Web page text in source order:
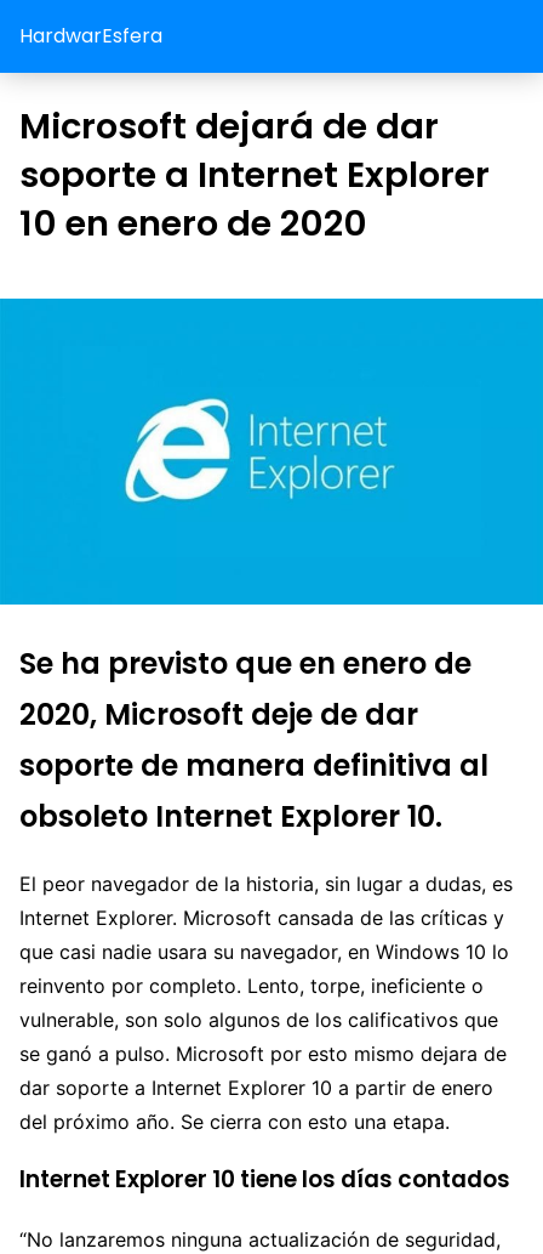
HardwarEsfera
Microsoft dejará de dar
soporte a Internet Explorer
10 en enero de 2020
Se ha previsto que en enero de
2020, Microsoft deje de dar
soporte de manera definitiva al
obsoleto Internet Explorer 10.
El peor navegador de la historia, sin lugar a dudas, es
Internet Explorer. Microsoft cansada de las críticas y
que casi nadie usara su navegador, en Windows 10 lo
reinvento por completo. Lento, torpe, ineficiente o
vulnerable, son solo algunos de los calificativos que
se ganó a pulso. Microsoft por esto mismo dejara de
dar soporte a Internet Explorer 10 a partir de enero
del próximo año. Se cierra con esto una etapa.
Internet Explorer 10 tiene los días contados
“No lanzaremos ninguna actualización de seguridad,